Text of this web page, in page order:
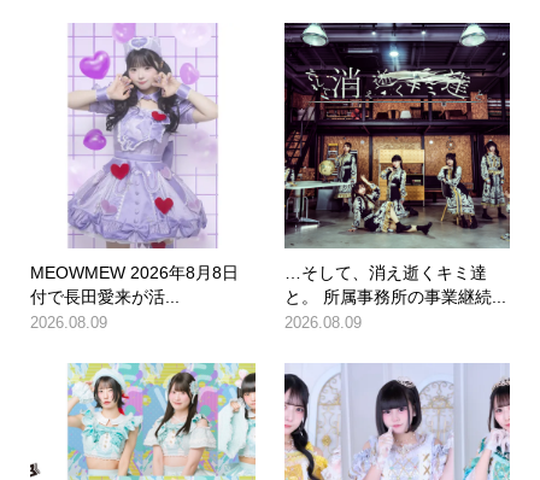
MEOWMEW 2026年8月8日
付で長田愛来が活...
2026.08.09
…そして、消え逝くキミ達
と。 所属事務所の事業継続...
2026.08.09